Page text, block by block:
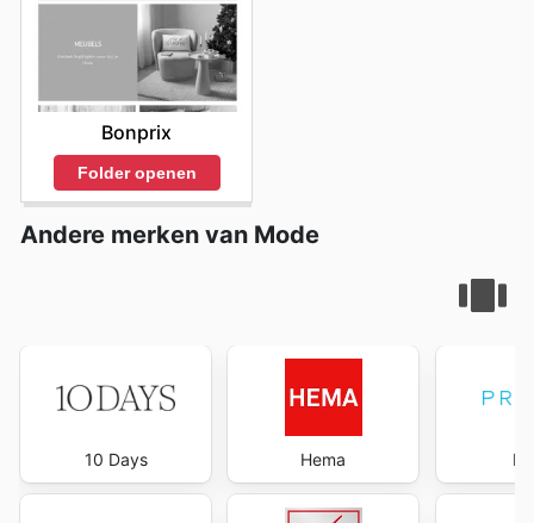
Bonprix
Folder openen
Andere merken van Mode
10 Days Hema